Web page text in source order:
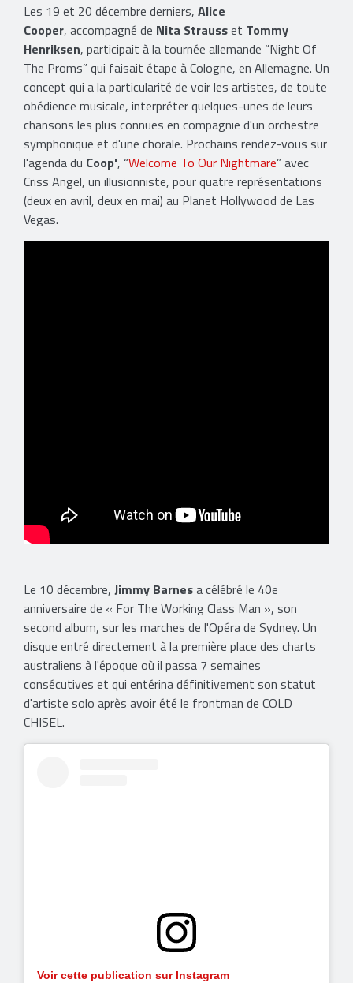
Les 19 et 20 décembre derniers, Alice
Cooper, accompagné de Nita Strausset Tommy
Henriksen, participait à la tournée allemande “Night Of
The Proms” qui faisait étape à Cologne, en Allemagne. Un
concept qui a la particularité de voir les artistes, de toute
obédience musicale, interpréter quelques-unes de leurs
chansons les plus connues en compagnie d'un orchestre
symphonique et d'une chorale. Prochains rendez-vous sur
l'agenda du Coop', “Welcome To Our Nightmare” avec
Criss Angel, un illusionniste, pour quatre représentations
(deux en avril, deux en mai) au Planet Hollywood de Las
Vegas.
Le 10 décembre, Jimmy Barnesa célébré le 40e
anniversaire de « For The Working Class Man », son
second album, sur les marches de l'Opéra de Sydney. Un
disque entré directement à la première place des charts
australiens à l'époque où il passa 7 semaines
consécutives et qui entérina définitivement son statut
d'artiste solo après avoir été le frontman de COLD
CHISEL.
Voir cette publication sur Instagram